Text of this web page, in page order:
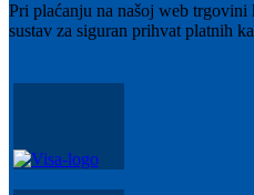
Pri plaćanju na našoj web
sustav za siguran prihvat platnih